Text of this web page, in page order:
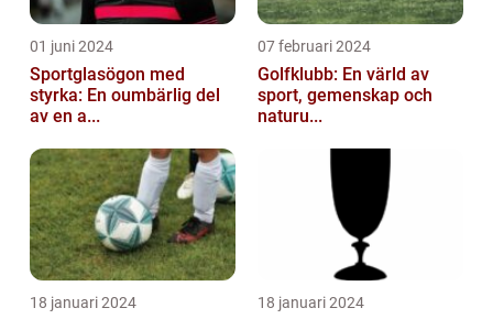
01 juni 2024
Sportglasögon med
styrka: En oumbärlig del
av en a...
07 februari 2024
Golfklubb: En värld av
sport, gemenskap och
naturu...
18 januari 2024 18 januari 2024